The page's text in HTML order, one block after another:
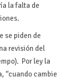
la falta de
se piden de
revisión del
Por ley la
“cuando cambie